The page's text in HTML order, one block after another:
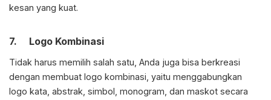
kesan yang kuat.
7. Logo Kombinasi
Tidak harus memilih salah satu, Anda juga bisa berkreasi
dengan membuat logo kombinasi, yaitu menggabungkan
logo kata, abstrak, simbol, monogram, dan maskot secara